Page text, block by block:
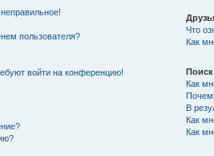
пользователя?
войти на конференцию!
Что
Как
Как
В
Как
Как